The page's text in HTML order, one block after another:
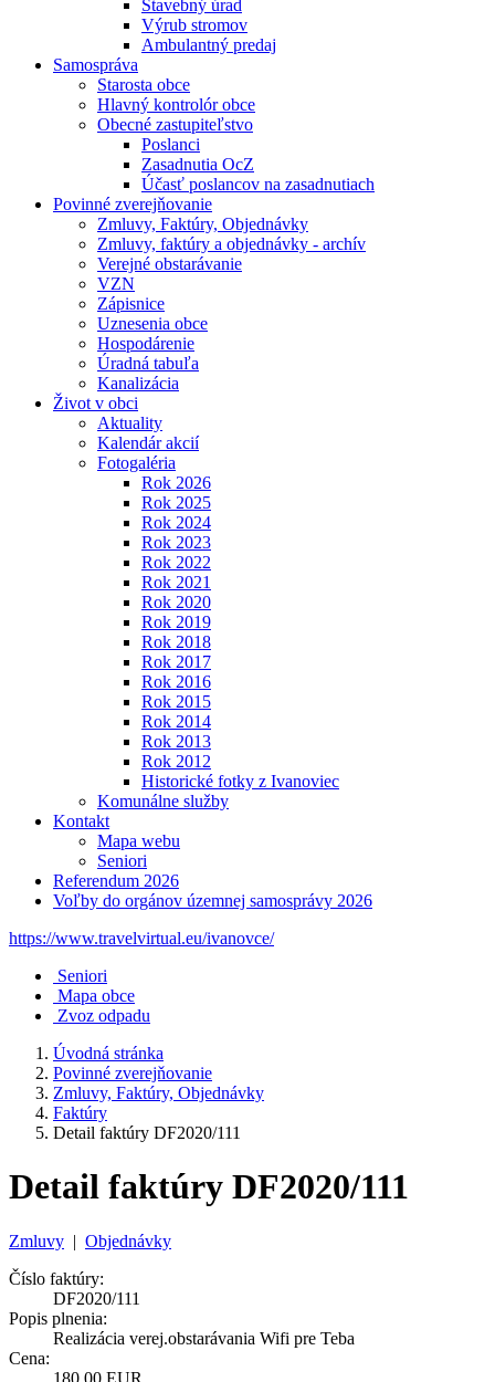
Stavebný úrad
Výrub stromov
Ambulantný predaj
Samospráva
Starosta obce
Hlavný kontrolór obce
Obecné zastupiteľstvo
Poslanci
Zasadnutia OcZ
Účasť poslancov na zasadnutiach
Povinné zverejňovanie
Zmluvy, Faktúry, Objednávky
Zmluvy, faktúry a objednávky - archív
Verejné obstarávanie
VZN
Zápisnice
Uznesenia obce
Hospodárenie
Úradná tabuľa
Kanalizácia
Život v obci
Aktuality
Kalendár akcií
Fotogaléria
Rok 2026
Rok 2025
Rok 2024
Rok 2023
Rok 2022
Rok 2021
Rok 2020
Rok 2019
Rok 2018
Rok 2017
Rok 2016
Rok 2015
Rok 2014
Rok 2013
Rok 2012
Historické fotky z Ivanoviec
Komunálne služby
Kontakt
Mapa webu
Seniori
Referendum 2026
Voľby do orgánov územnej samosprávy 2026
https://www.travelvirtual.eu/ivanovce/
Seniori
Mapa obce
Zvoz odpadu
Úvodná stránka
Povinné zverejňovanie
Zmluvy, Faktúry, Objednávky
Faktúry
Detail faktúry DF2020/111
Detail faktúry DF2020/111
Zmluvy | Objednávky
Číslo faktúry:
DF2020/111
Popis plnenia:
Realizácia verej.obstarávania Wifi pre Teba
Cena:
180,00 EUR